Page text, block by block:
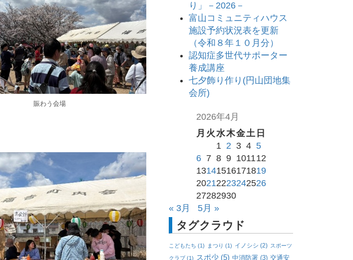
賑わう会場
り」－2026－
富山コミュニティハウス
施設予約状況表を更新
（令和８年１０月分）
認知症多世代サポーター
養成講座
七夕飾り作り(円山団地集
会所)
2026年4月
月 火 水木金土 日
1 2 3 4 5
6 7 8 9 101112
13141516171819
20212223242526
27282930
« 3月
5月 »
タグクラウド
こどもたち (1) まつり (1) イノシシ (2) スポーツ
クラブ(1) スポ少(5) 中消防署(3) 交通安